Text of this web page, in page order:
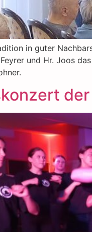
in guter
und Hr. Joos
der